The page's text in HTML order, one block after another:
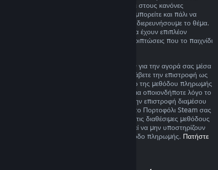
ακόμα και αν η περίπτωσή σας δεν εμπίπτει στους κανόνες
επιστροφής χρημάτων που περιγράφουμε, μπορείτε και πάλι να
ζητήσετε επιστροφή χρημάτων και εμείς θα διερευνήσουμε το θέμα.
Σε ορισμένες περιοχές, οι πελάτες μπορεί να έχουν επιπλέον
δικαιώματα για επιστροφή χρημάτων σε περιπτώσεις που το παιχνίδι
Θα σας δοθεί πλήρης επιστροφή χρημάτων για την αγορά σας μέσα
σε μια βδομάδα από την έγκρισή της. Θα λάβετε την επιστροφή ως
χρήματα στο Πορτοφόλι Steam σας ή μέσω της μεθόδου πληρωμής
που χρησιμοποιήσατε για την αγορά. Εάν για οποιονδήποτε λόγο το
Steam δεν μπορέσει να πραγματοποιήσει την επιστροφή διαμέσου
της αρχικής σας μεθόδου πληρωμής, τότε το Πορτοφόλι Steam σας
θα πιστωθεί το πλήρες ποσό. Κάποιες από τις διαθέσιμες μεθόδους
πληρωμής του Steam στη χώρα σας μπορεί να μην υποστηρίζουν
επιστροφές αγορών πίσω στην αρχική μέθοδο πληρωμής. Πατήστε